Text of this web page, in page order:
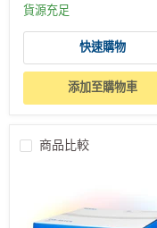
貨源充足
快速購物
添加至購物車
商品比較